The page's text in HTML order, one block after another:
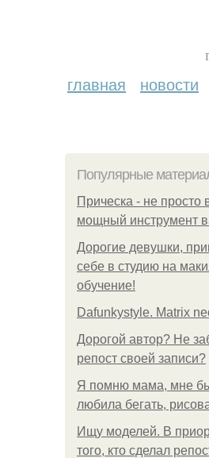
главная новости
Популярные
Прическа - не просто
мощный инструмент
Дорогие девушки,
себе в студию на
обучение!
Dafunkystyle. Matrix
Дорогой автор? Не
репост своей записи?
Я помню мама, мне
любила бегать,
Ищу моделей. В
того, кто сделал